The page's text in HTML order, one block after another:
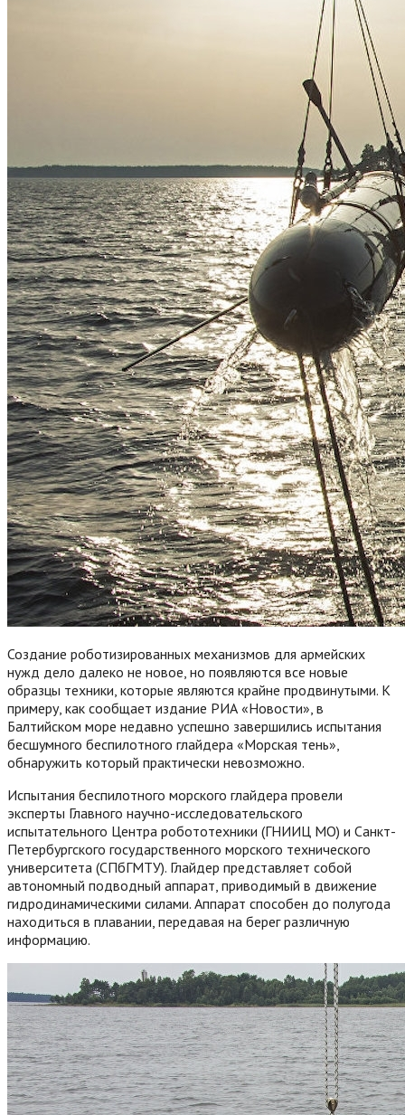
Создание роботизированных механизмов для армейских
нужд дело далеко не новое, но появляются все новые
образцы техники, которые являются крайне продвинутыми. К
примеру, как сообщает издание РИА «Новости», в
Балтийском море недавно успешно завершились испытания
бесшумного беспилотного глайдера «Морская тень»,
обнаружить который практически невозможно.
Испытания беспилотного морского глайдера провели
эксперты Главного научно-исследовательского
испытательного Центра робототехники (ГНИИЦ МО) и Санкт-
Петербургского государственного морского технического
университета (СПбГМТУ). Глайдер представляет собой
автономный подводный аппарат, приводимый в движение
гидродинамическими силами. Аппарат способен до полугода
находиться в плавании, передавая на берег различную
информацию.